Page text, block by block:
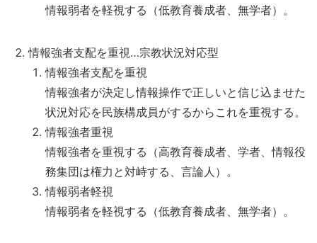
情報弱者を軽視する（低教育養成者、無学者）。
情報強者支配を重視…宗教状況対応型
情報強者支配を重視
情報強者が決定し情報操作で正しいと信じ込ませた
状況対応を民族構成員がするからこれを重視する。
情報強者重視
情報強者を重視する（高教育養成者、学者、情報役
務集団は権力と対峙する、言論人）。
情報弱者軽視
情報弱者を軽視する（低教育養成者、無学者）。